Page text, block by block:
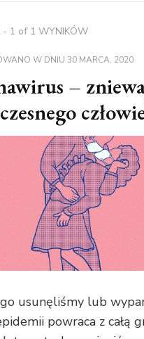
- 1 of 1 WYNIKÓW
W DNIU 30 MARCA, 2020
–
usunęliśmy lub
powraca z całą